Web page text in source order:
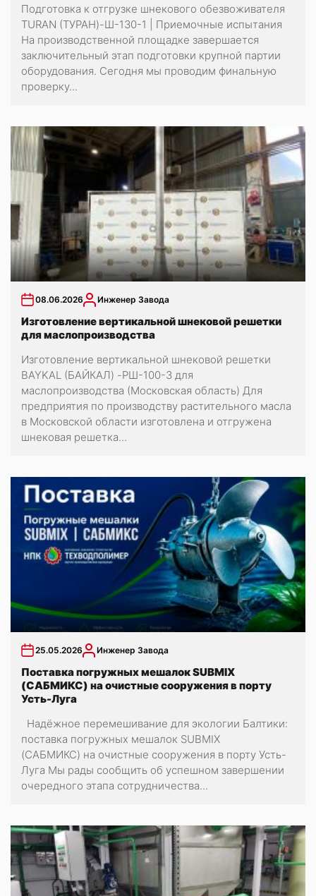
Подготовка к отгрузке шнекового обезвоживателя
TURAN (ТУРАН)-Ш-130-1 | Приемочные испытания
На производственной площадке завершается
заключительный этап подготовки крупной партии
оборудования. Сегодня мы проводим финальную
проверку...
08.06.2026 Инженер Завода
Изготовление вертикальной шнековой решетки
для маслопроизводства
Изготовление вертикальной шнековой решетки
BAYKAL (БАЙКАЛ) -РШ-100-3 для
маслопроизводства (Московская область) Для
предприятия по производству растительного масла
в Московской области изготовлена и отгружена
шнековая решетка...
25.05.2026 Инженер Завода
Поставка погружных мешалок SUBMIX
(САБМИКС) на очистные сооружения в порту
Усть-Луга
Надёжное перемешивание для экологии Балтики:
поставка погружных мешалок SUBMIX
(САБМИКС) на очистные сооружения в порту Усть-
Луга Мы рады сообщить об успешном завершении
очередного этапа сотрудничества...